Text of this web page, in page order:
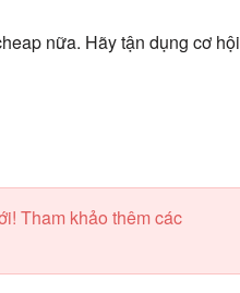
nữa. Hãy tận dụng cơ hội
Tham khảo thêm các